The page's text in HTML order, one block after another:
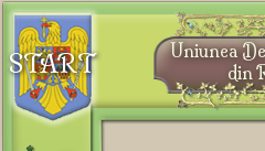
START
Uniunea
din